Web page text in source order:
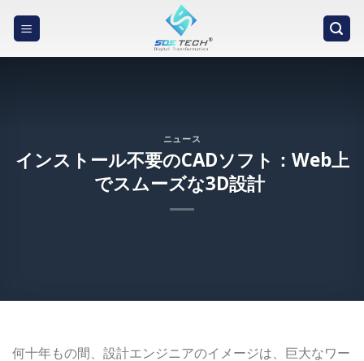
ニュース
インストール不要のCADソフト：Web上
でスムーズな3D設計
何十年もの間、設計エンジニアのイメージは、巨大なワー